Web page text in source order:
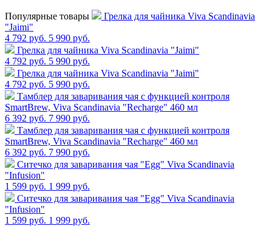
Популярные товары
Грелка для чайника Viva Scandinavia
"Jaimi"
4 792 руб. 5 990 руб.
Грелка для чайника Viva Scandinavia "Jaimi"
4 792 руб. 5 990 руб.
Грелка для чайника Viva Scandinavia "Jaimi"
4 792 руб. 5 990 руб.
Тамблер для заваривания чая с функцией контроля
SmartBrew, Viva Scandinavia "Recharge" 460 мл
6 392 руб. 7 990 руб.
Тамблер для заваривания чая с функцией контроля
SmartBrew, Viva Scandinavia "Recharge" 460 мл
6 392 руб. 7 990 руб.
Cитечко для заваривания чая "Egg" Viva Scandinavia
"Infusion"
1 599 руб. 1 999 руб.
Cитечко для заваривания чая "Egg" Viva Scandinavia
"Infusion"
1 599 руб. 1 999 руб.